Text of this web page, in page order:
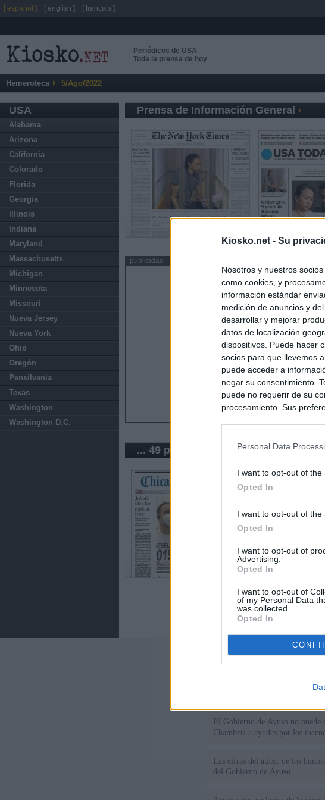
Kiosko.net - Su
Nosotros y nuestros
como cookies, y
información estándar
medición de anuncios y
desarrollar y mejorar
datos de localización
dispositivos. Puede hacer
socios para que llevemos
puede acceder a
negar su consentimiento.
puede no requerir de su
procesamiento. Sus
Personal Data
I want to opt-out of the
Opted In
I want to opt-out of the
Opted In
I want to opt-out of
Advertising.
Opted In
I want to opt-out of
of my Personal Data
was collected.
Opted In
Periódicos de USA
Toda la prensa de hoy
Hemeroteca 5/Ago/2022
USA
Alabama
Arizona
California
Colorado
Florida
Georgia
Illinois
Indiana
Maryland
Massachusetts
Michigan
Minnesota
Missouri
Nueva Jersey
Nueva York
Ohio
Oregón
Pensilvania
Texas
Washington
Washington D.C.
Prensa de Información General
publicidad
... 49 periódicos de USA
Últimas noticias
El consejero al que Ayuso
que Madrid no tiene residencia
El Gobierno de Ayuso no
Chamberí a ayudas por los
Las cifras del ático: de los
del Gobierno de Ayuso
[ español ] [ english ] [ français ]